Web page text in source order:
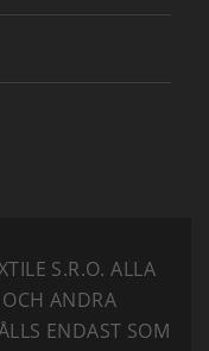
S.R.O. ALLA
ANDRA
ENDAST SOM